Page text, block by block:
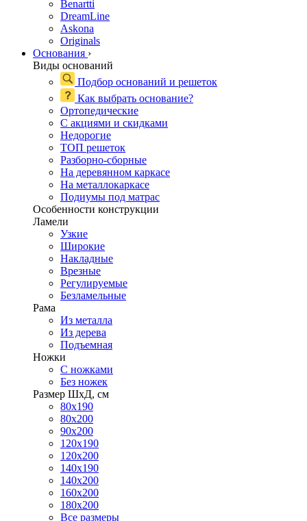
Benartti
DreamLine
Askona
Originals
Основания ›
Виды оснований
Подбор оснований и решеток
Как выбрать основание?
Ортопедические
С акциями и скидками
Недорогие
ТОП решеток
Разборно-сборные
На деревянном каркасе
На металлокаркасе
Подиумы под матрас
Особенности конструкции
Ламели
Узкие
Широкие
Накладные
Врезные
Регулируемые
Безламельные
Рама
Из металла
Из дерева
Подъемная
Ножки
С ножками
Без ножек
Размер ШхД, см
80х190
80х200
90х200
120х190
120х200
140х190
140х200
160х200
180х200
Все размеры